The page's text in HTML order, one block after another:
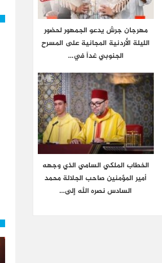
مهرجان جرش يدعو الجمهور لحضور
الليلة الأردنية المجانية على المسرح
الجنوبي غداً في…
الخطاب الملكي السامي الذي وجهه
أمير المؤمنين صاحب الجلالة محمد
السادس نصره الله إلى…